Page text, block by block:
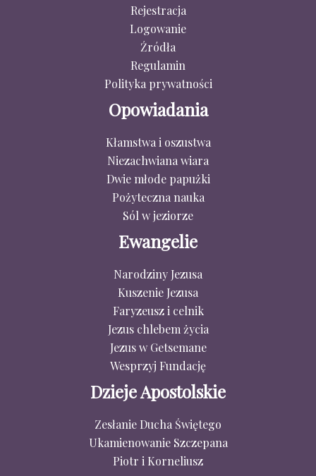
Rejestracja
Logowanie
Źródła
Regulamin
Polityka prywatności
Opowiadania
Kłamstwa i oszustwa
Niezachwiana wiara
Dwie młode papużki
Pożyteczna nauka
Sól w jeziorze
Ewangelie
Narodziny Jezusa
Kuszenie Jezusa
Faryzeusz i celnik
Jezus chlebem życia
Jezus w Getsemane
Wesprzyj Fundację
Dzieje Apostolskie
Zesłanie Ducha Świętego
Ukamienowanie Szczepana
Piotr i Korneliusz